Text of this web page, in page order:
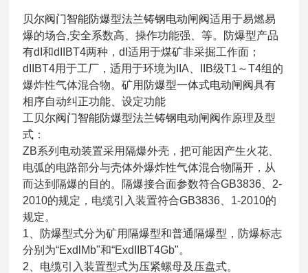
贝尔阀门智能防爆型法兰铸钢电动闸阀适用于易燃易
爆的场合,安全系数高、操作功能强、等。防爆型产品
有dI和dIIBT4两种，dI适用于煤矿非采掘工作面；
dIIBT4用于工厂，适用于环境为IIA、IIB级T1～T4组的
爆炸性气体混合物。矿用 防爆型一体式电动闸阀具有
相序自动纠正功能、设定功能
工 贝尔阀门智能防爆型法兰铸钢电动闸阀作原理及型
式：
ZB系列电动装置采用隔爆外壳，把可能因产生火花、
电弧的电路部分与壳体外爆炸性气体混合物隔开，从
而达到隔爆的目的。隔爆接合面参数符合GB3836、2-
2010的规定，电缆引入装置符合GB3836、1-2010的
规定。
1、防爆型式分为矿用隔爆型和普通隔爆型，防爆标志
分别为“ExdlMb"和“ExdIIBT4Gb"。
2、电缆引入装置型式为压紧螺母及压盘式。